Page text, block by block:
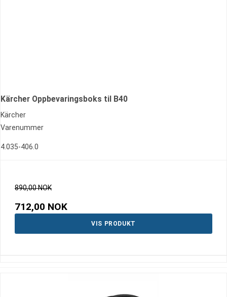
Kärcher Oppbevaringsboks til B40
Kärcher
Varenummer
4.035-406.0
890,00 NOK
712,00 NOK
VIS PRODUKT